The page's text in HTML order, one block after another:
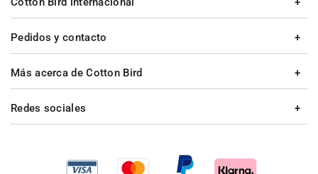
Pedidos y contacto
Más acerca de Cotton Bird
Redes sociales